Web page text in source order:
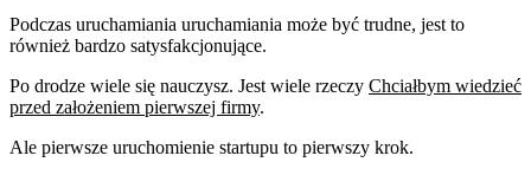
Podczas uruchamiania uruchamiania może być trudne, jest to
również bardzo satysfakcjonujące.
Po drodze wiele się nauczysz. Jest wiele rzeczy Chciałbym wiedzieć
przed założeniem pierwszej firmy.
Ale pierwsze uruchomienie startupu to pierwszy krok.